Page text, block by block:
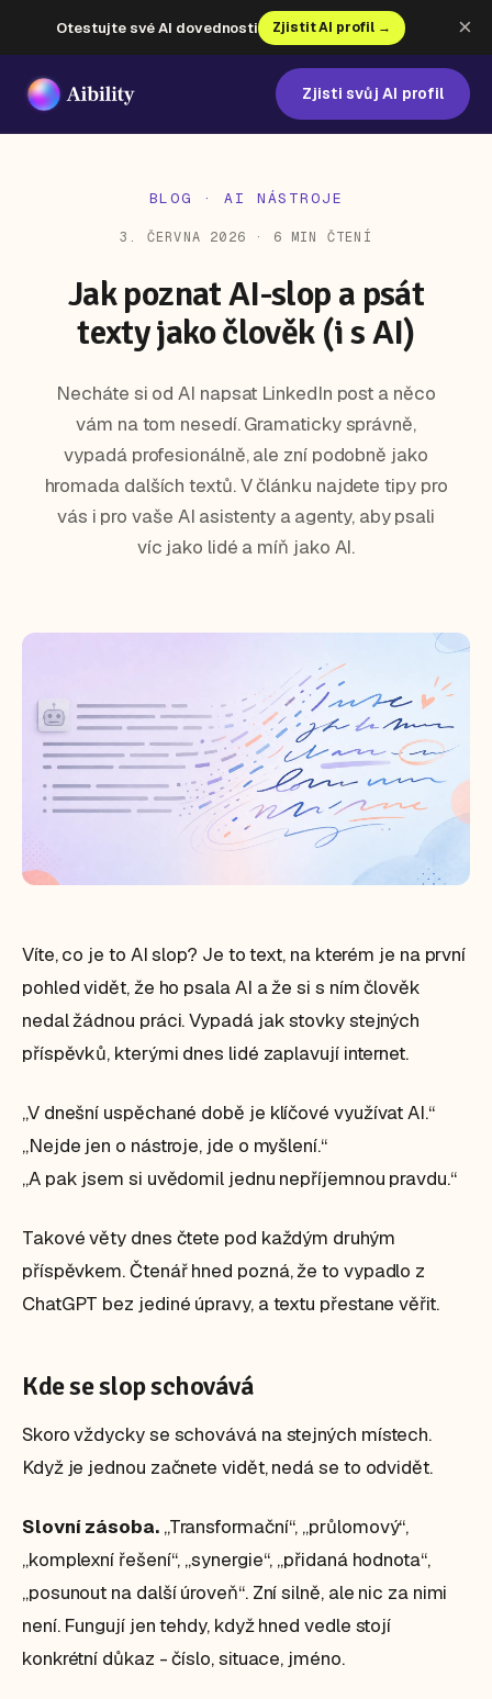
Otestujte své AI dovednosti Zjistit AI profil → ×
Zjisti svůj AI profil
BLOG · AI NÁSTROJE
3. ČERVNA 2026 · 6 MIN ČTENÍ
Jak poznat AI-slop a psát
texty jako člověk (i s AI)
Necháte si od AI napsat LinkedIn post a něco
vám na tom nesedí. Gramaticky správně,
vypadá profesionálně, ale zní podobně jako
hromada dalších textů. V článku najdete tipy pro
vás i pro vaše AI asistenty a agenty, aby psali
víc jako lidé a míň jako AI.
Víte, co je to AI slop? Je to text, na kterém je na první
pohled vidět, že ho psala AI a že si s ním člověk
nedal žádnou práci. Vypadá jak stovky stejných
příspěvků, kterými dnes lidé zaplavují internet.
„V dnešní uspěchané době je klíčové využívat AI.“
„Nejde jen o nástroje, jde o myšlení.“
„A pak jsem si uvědomil jednu nepříjemnou pravdu.“
Takové věty dnes čtete pod každým druhým
příspěvkem. Čtenář hned pozná, že to vypadlo z
ChatGPT bez jediné úpravy, a textu přestane věřit.
Kde se slop schovává
Skoro vždycky se schovává na stejných místech.
Když je jednou začnete vidět, nedá se to odvidět.
Slovní zásoba.„Transformační“, „průlomový“,
„komplexní řešení“, „synergie“, „přidaná hodnota“,
„posunout na další úroveň“. Zní silně, ale nic za nimi
není. Fungují jen tehdy, když hned vedle stojí
konkrétní důkaz - číslo, situace, jméno.